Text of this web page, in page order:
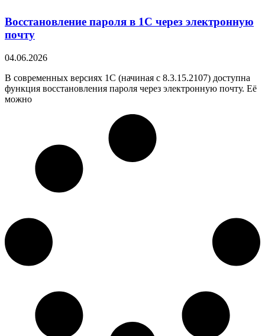
Восстановление пароля в 1С через электронную
почту
04.06.2026
В современных версиях 1С (начиная с 8.3.15.2107) доступна
функция восстановления пароля через электронную почту. Её
можно